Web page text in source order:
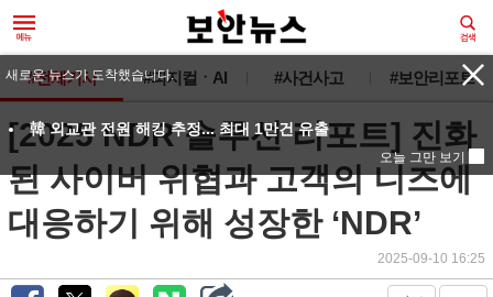
#전체기사 #피지컬ㆍAI #사건사고 #보안리포트
[2025 NDR 솔루션 리포트] 진화
된 사이버 위협과 고객의 니즈에
대응하기 위해 성장한 ‘NDR’
2025-09-10 16:25
새로운 뉴스가 도착했습니다.
韓 외교관 전원 해킹 추정... 최대 1만건 유출
오늘 그만 보기